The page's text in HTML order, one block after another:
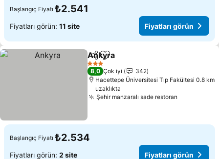
Başlangıç Fiyatı ₺2.541
Fiyatları görün: 11 site Fiyatları görün
PaylaşFavorilerime ekle
Ankyra
3 Yıldız
8,0 Çok iyi
342
Hacettepe Üniversitesi Tıp Fakültesi 0.8 km
uzaklıkta
Şehir manzaralı sade restoran
Başlangıç Fiyatı ₺2.534
Fiyatları görün: 2 site Fiyatları görün